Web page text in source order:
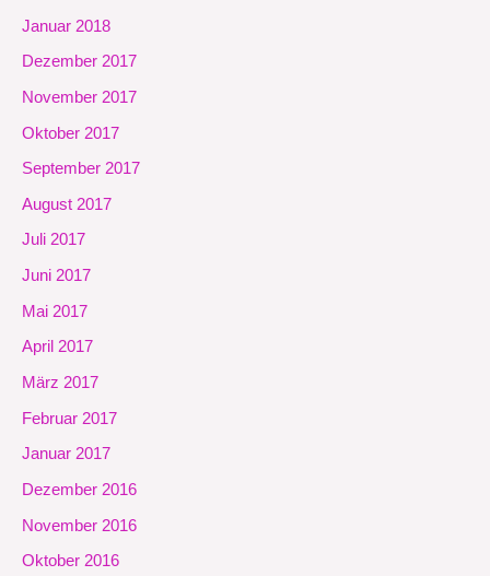
Januar 2018
Dezember 2017
November 2017
Oktober 2017
September 2017
August 2017
Juli 2017
Juni 2017
Mai 2017
April 2017
März 2017
Februar 2017
Januar 2017
Dezember 2016
November 2016
Oktober 2016